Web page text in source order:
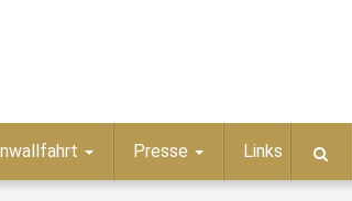
Presse Links